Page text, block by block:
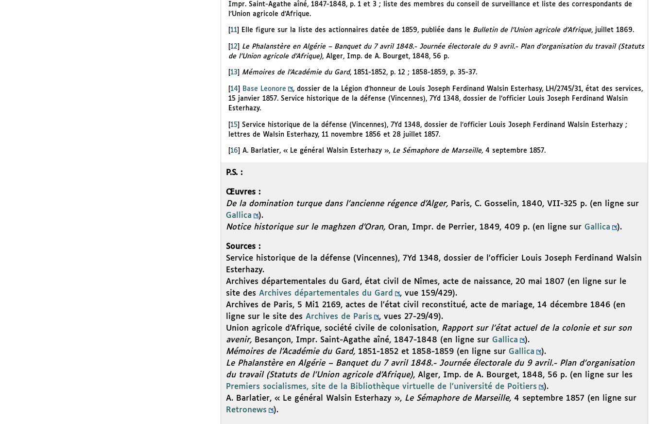
Impr. Saint-Agathe aîné, 1847-1848, p. 1 et 3 ; liste des membres du conseil de surveillance et liste des correspondants de
l’Union agricole d’Afrique.
11] Elle figure sur la liste des actionnaires datée de 1859, publiée dans le Bulletin de l’Union agricole d’Afrique, juillet 1869.
[12] Le Phalanstère en Algérie – Banquet du 7 avril 1848.- Journée électorale du 9 avril.- Plan d’organisation du travail (Statuts
de l’Union agricole d’Afrique), Alger, Imp. de A. Bourget, 1848, 56 p.
13 Mémoires de l’Académie du Gard, 1851-1852, p. 12 ; 1858-1859, p. 35-37.
14 Base Leonore
, dossier de la Légion d’honneur de Louis Joseph Ferdinand Walsin Esterhasy, LH/2745/31, état des services,
15 janvier 1857. Service historique de la défense (Vincennes), 7Yd 1348, dossier de l’officier Louis Joseph Ferdinand Walsin
Esterhazy.
[15] Service historique de la défense (Vincennes), 7Yd 1348, dossier de l’officier Louis Joseph Ferdinand Walsin Esterhazy ;
lettres de Walsin Esterhazy, 11 novembre 1856 et 28 juillet 1857.
16 A. Barlatier, « Le général Walsin Esterhazy », Le Sémaphore de Marseille, 4 septembre 1857.
P.S. :
Œuvres :
De la domination turque dans l’ancienne régence d’Alger, Paris, C. Gosselin, 1840, VII-325 p. (en ligne sur
Gallica
).
Notice historique sur le maghzen d’Oran, Oran, Impr. de Perrier, 1849, 409 p. (en ligne sur Gallica ).
Sources :
Service historique de la défense (Vincennes), 7Yd 1348, dossier de l’officier Louis Joseph Ferdinand Walsin
Esterhazy.
Archives départementales du Gard, état civil de Nîmes, acte de naissance, 20 mai 1807 (en ligne sur le
site des Archives départementales du Gard
, vue 159/429).
Archives de Paris, 5 Mi1 2169, actes de l’état civil reconstitué, acte de mariage, 14 décembre 1846 (en
ligne sur le site des Archives de Paris
, vues 27-29/49).
Union agricole d’Afrique, société civile de colonisation, Rapport sur l’état actuel de la colonie et sur son
avenir, Besançon, Impr. Saint-Agathe aîné, 1847-1848 (en ligne sur Gallica
).
Mémoires de l’Académie du Gard, 1851-1852 et 1858-1859 (en ligne sur Gallica
).
Le Phalanstère en Algérie – Banquet du 7 avril 1848.- Journée électorale du 9 avril.- Plan d’organisation
du travail (Statuts de l’Union agricole d’Afrique), Alger, Imp. de A. Bourget, 1848, 56 p. (en ligne sur les
Premiers socialismes, site de la Bibliothèque virtuelle de l’université de Poitiers
).
A. Barlatier, « Le général Walsin Esterhazy », Le Sémaphore de Marseille, 4 septembre 1857 (en ligne sur
Retronews
).